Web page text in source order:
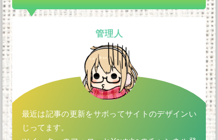
管理人
最近は記事の更新をサボってサイトのデザインい
じってます。